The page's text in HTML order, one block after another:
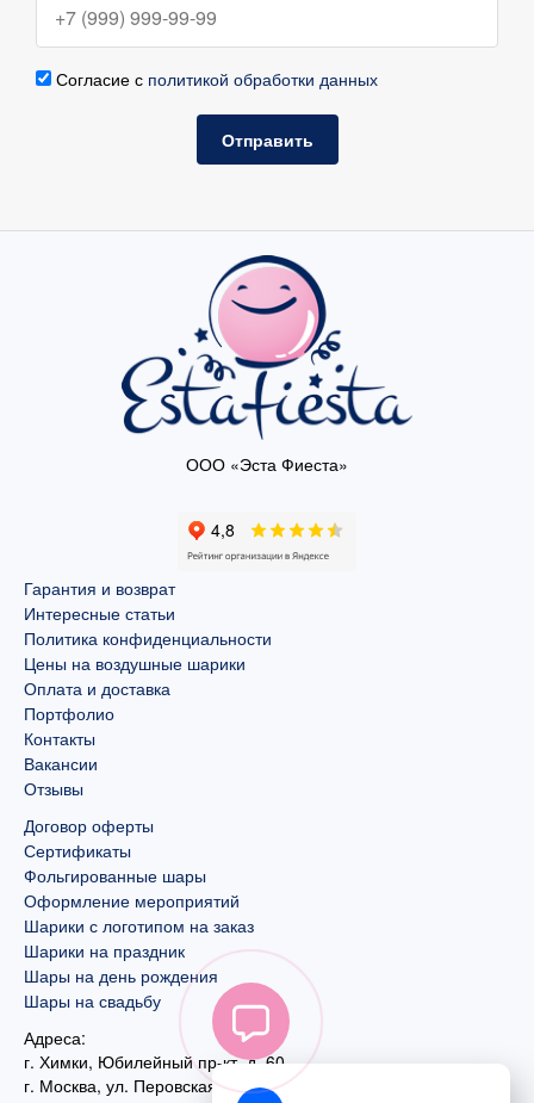
Согласие с политикой обработки данных
Отправить
ООО «Эста Фиеста»
Гарантия и возврат
Интересные статьи
Политика конфиденциальности
Цены на воздушные шарики
Оплата и доставка
Портфолио
Контакты
Вакансии
Отзывы
Договор оферты
Сертификаты
Фольгированные шары
Оформление мероприятий
Шарики с логотипом на заказ
Шарики на праздник
Шары на день рождения
Шары на свадьбу
Адреса:
г. Химки, Юбилейный пр-кт, д. 60
г. Москва, ул. Перовская, д. 59